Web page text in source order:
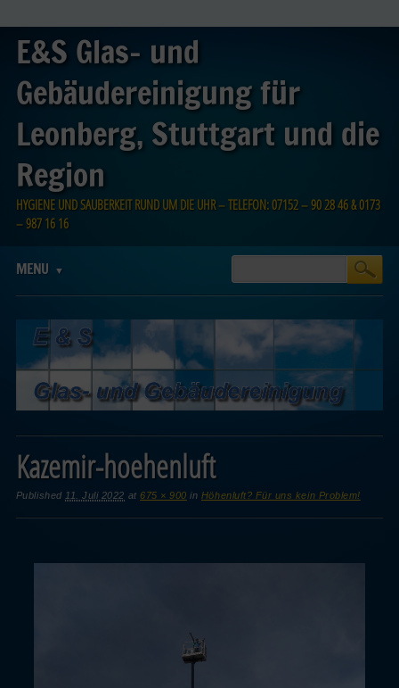
E&S Glas- und
Gebäudereinigung für
Leonberg, Stuttgart und die
Region
HYGIENE UND SAUBERKEIT RUND UM DIE UHR – TELEFON: 07152 – 90 28 46 & 0173
– 987 16 16
Main menu
MENU
Kazemir-hoehenluft
Published 11. Juli 2022 at675 × 900 in Höhenluft? Für uns kein Problem!